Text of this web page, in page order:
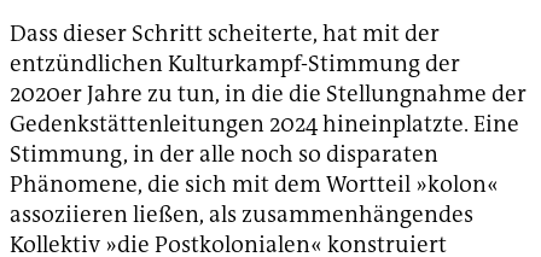
Dass dieser Schritt scheiterte, hat mit der
entzündlichen Kulturkampf-Stimmung der
2020er Jahre zu tun, in die die Stellungnahme der
Gedenkstättenleitungen 2024 hineinplatzte. Eine
Stimmung, in der alle noch so disparaten
Phänomene, die sich mit dem Wortteil »kolon«
assoziieren ließen, als zusammenhängendes
Kollektiv »die Postkolonialen« konstruiert